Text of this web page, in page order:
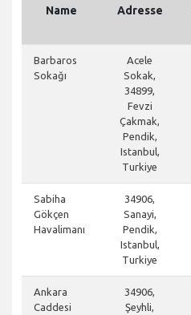
Name Adresse
Barbaros
Sokağı
Acele
Sokak,
34899,
Fevzi
Çakmak,
Pendik,
Istanbul,
Turkiye
Sabiha
Gökçen
Havalimanı
34906,
Sanayi,
Pendik,
Istanbul,
Turkiye
Ankara
Caddesi
34906,
Şeyhli,